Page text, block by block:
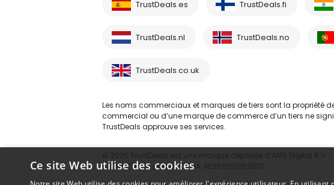
TrustDeals.es TrustDeals.fi
TrustDeals.nl TrustDeals.no
TrustDeals.co.uk
Les noms commerciaux et marques de tiers sont la propriété
commercial ou d’une marque de commerce d’un tiers ne
TrustDeals approuve ses services.
80264174 - numéro de TVA: NL861609360B01
Ce site Web utilise des cookies